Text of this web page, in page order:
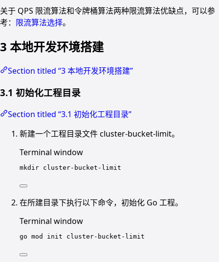
关于 QPS 限流算法和令牌桶算法两种限流算法优缺点，可以参
考： 限流算法选择。
3 本地开发环境搭建
Section titled “3 本地开发环境搭建”
3.1 初始化工程目录
Section titled “3.1 初始化工程目录”
新建一个工程目录文件 cluster-bucket-limit。
Terminal window
mkdir cluster-bucket-limit
在所建目录下执行以下命令，初始化 Go 工程。
Terminal window
go mod init cluster-bucket-limit